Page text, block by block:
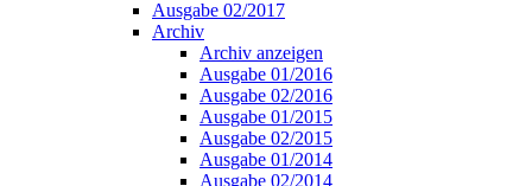
Ausgabe 02/2017
Archiv
Archiv anzeigen
Ausgabe 01/2016
Ausgabe 02/2016
Ausgabe 01/2015
Ausgabe 02/2015
Ausgabe 01/2014
Ausgabe 02/2014